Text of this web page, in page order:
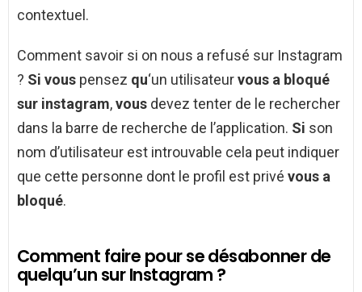
contextuel.
Comment savoir si on nous a refusé sur Instagram
? Si vous pensez qu‘un utilisateurvous a bloqué
sur instagram,vous devez tenter de le rechercher
dans la barre de recherche de l’application. Si son
nom d’utilisateur est introuvable cela peut indiquer
que cette personne dont le profil est privé vous a
bloqué.
Comment faire pour se désabonner de
quelqu’un sur Instagram ?